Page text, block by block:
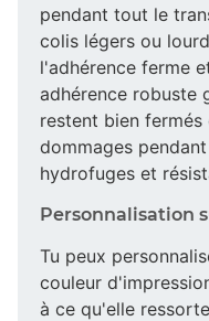
pendant tout le
colis légers ou
l'adhérence ferme
adhérence robuste
restent bien
dommages
hydrofuges et
Personnalisation
Tu peux
couleur
à ce qu'elle